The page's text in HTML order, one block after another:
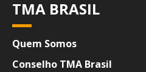
TMA BRASIL
Quem Somos
Conselho TMA Brasil